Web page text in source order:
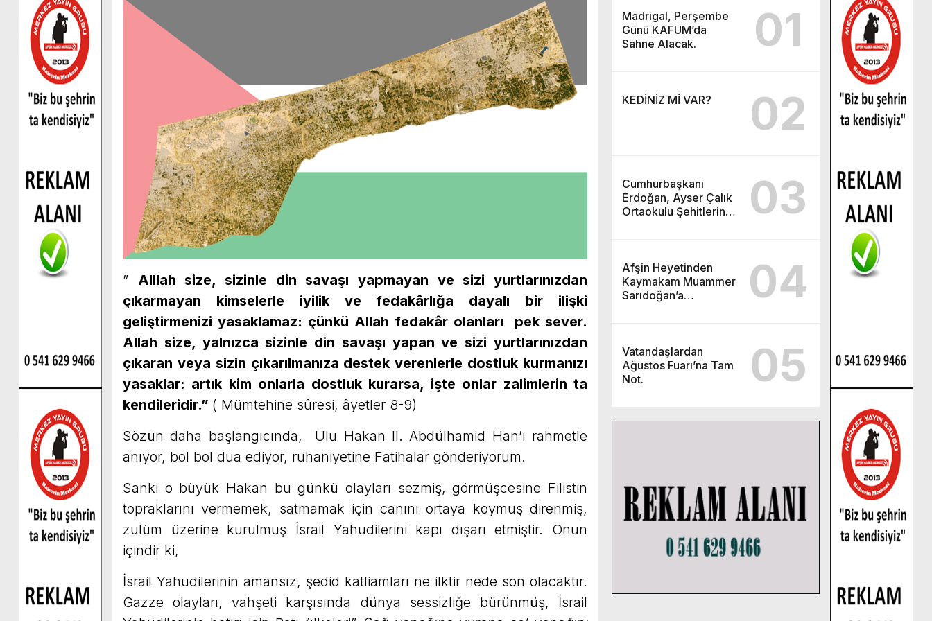
Madrigal, Perşembe
Günü KAFUM’da
Sahne Alacak.
01
KEDİNİZ Mİ VAR? 02
Cumhurbaşkanı
Erdoğan, Ayser Çalık
Ortaokulu Şehitlerinin
03
Afşin Heyetinden
Kaymakam Muammer
Sarıdoğan’a
04
Vatandaşlardan
Ağustos Fuarı’na Tam
Not.
05
” Alllah size, sizinle din savaşı yapmayan ve sizi yurtlarınızdan
çıkarmayan kimselerle iyilik ve fedakârlığa dayalı bir ilişki
geliştirmenizi yasaklamaz: çünkü Allah fedakâr olanları pek sever.
Allah size, yalnızca sizinle din savaşı yapan ve sizi yurtlarınızdan
çıkaran veya sizin çıkarılmanıza destek verenlerle dostluk kurmanızı
yasaklar: artık kim onlarla dostluk kurarsa, işte onlar zalimlerin ta
kendileridir.” ( Mümtehine sûresi, âyetler 8-9)
Sözün daha başlangıcında, Ulu Hakan II. Abdülhamid Han’ı rahmetle
anıyor, bol bol dua ediyor, ruhaniyetine Fatihalar gönderiyorum.
Sanki o büyük Hakan bu günkü olayları sezmiş, görmüşcesine Filistin
topraklarını vermemek, satmamak için canını ortaya koymuş direnmiş,
zulüm üzerine kurulmuş İsrail Yahudilerini kapı dışarı etmiştir. Onun
içindir ki,
İsrail Yahudilerinin amansız, şedid katliamları ne ilktir nede son olacaktır.
Gazze olayları, vahşeti karşısında dünya sessizliğe bürünmüş, İsrail